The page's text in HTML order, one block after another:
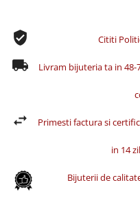
Cititi
Livram bijuteria ta in
Primesti factura si
in 14
Bijuterii de